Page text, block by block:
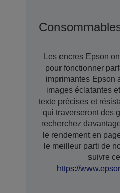
Les encres Epson
pour fonctionner
imprimantes Epson
images éclatantes
texte précises et
qui traverseront des
recherchez
le rendement en
le meilleur parti de
suivre
https://